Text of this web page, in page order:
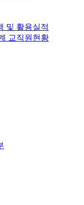
및 활용실적
교직원현황